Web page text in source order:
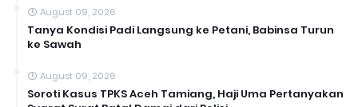
August 09, 2026
Tanya Kondisi Padi Langsung ke Petani, Babinsa Turun
ke Sawah
August 09, 2026
Soroti Kasus TPKS Aceh Tamiang, Haji Uma Pertanyakan